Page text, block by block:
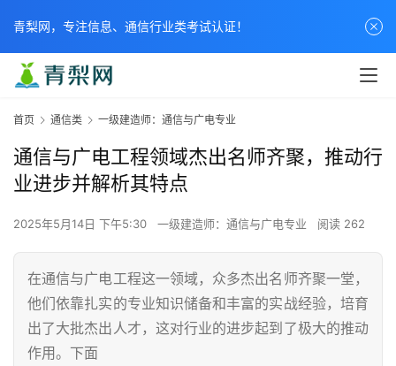
首页 通信类 一级建造师：通信与广电专业
通信与广电工程领域杰出名师齐聚，推动行
业进步并解析其特点
2025年5月14日 下午5:30 一级建造师：通信与广电专业 阅读 262
在通信与广电工程这一领域，众多杰出名师齐聚一堂，
他们依靠扎实的专业知识储备和丰富的实战经验，培育
出了大批杰出人才，这对行业的进步起到了极大的推动
作用。下面
青梨网，专注信息、通信行业类考试认证！